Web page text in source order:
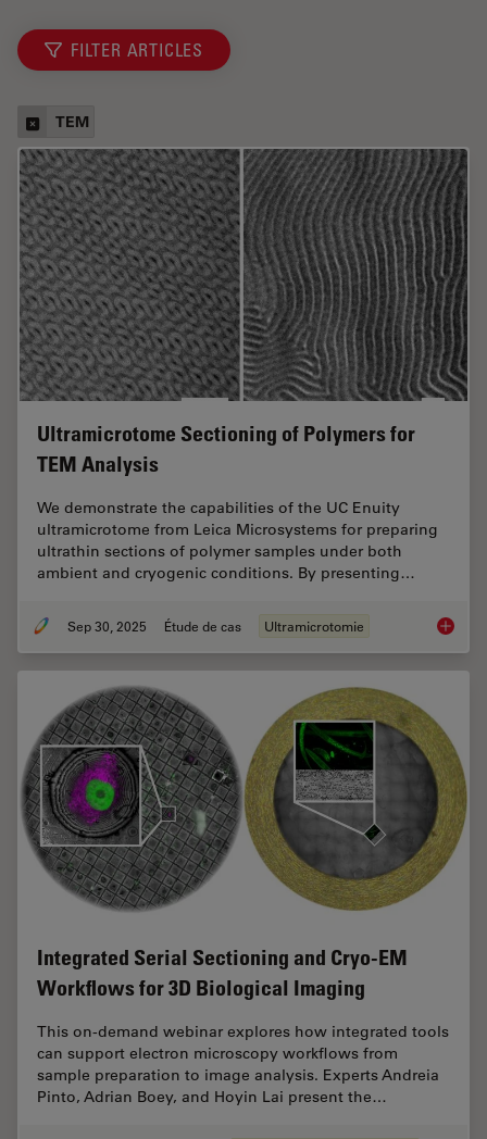
FILTER ARTICLES
TEM
Ultramicrotome Sectioning of Polymers for
TEM Analysis
We demonstrate the capabilities of the UC Enuity
ultramicrotome from Leica Microsystems for preparing
ultrathin sections of polymer samples under both
ambient and cryogenic conditions. By presenting…
Sep 30, 2025 Étude de cas Ultramicrotomie
Integrated Serial Sectioning and Cryo-EM
Workflows for 3D Biological Imaging
This on-demand webinar explores how integrated tools
can support electron microscopy workflows from
sample preparation to image analysis. Experts Andreia
Pinto, Adrian Boey, and Hoyin Lai present the…